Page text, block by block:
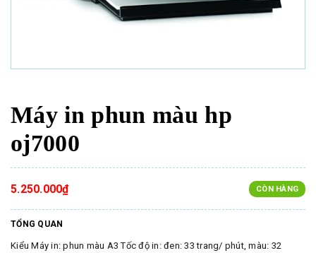
Máy in phun màu hp
oj7000
5.250.000₫ CÒN HÀNG
TỔNG QUAN
Kiểu Máy in: phun màu A3 Tốc độ in: đen: 33 trang/ phút, màu: 32